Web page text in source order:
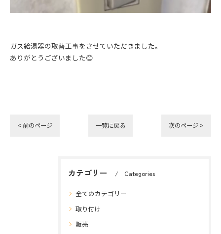
ガス給湯器の取替工事をさせていただきました。
ありがとうございました😊
< 前のページ 一覧に戻る 次のページ >
カテゴリー Categories
全てのカテゴリー
取り付け
販売